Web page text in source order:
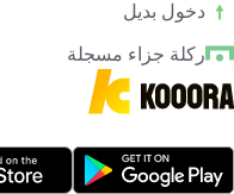
دخول بديل
ركلة جزاء مسجلة